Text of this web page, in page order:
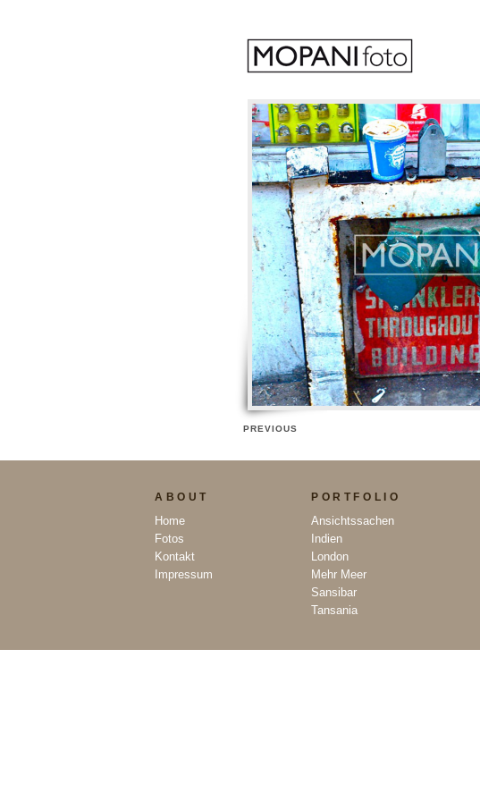
PREVIOUS
ABOUT
Home
Fotos
Kontakt
Impressum
PORTFOLIO
Ansichtssachen
Indien
London
Mehr Meer
Sansibar
Tansania